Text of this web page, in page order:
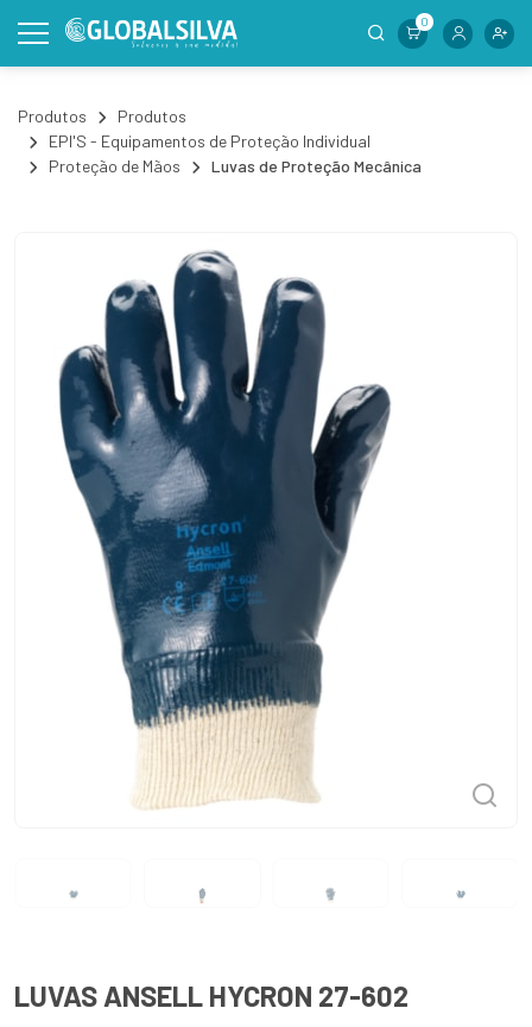
0
Produtos
Produtos
EPI'S - Equipamentos de Proteção Individual
Proteção de Mãos
Luvas de Proteção Mecânica
LUVAS ANSELL HYCRON 27-602